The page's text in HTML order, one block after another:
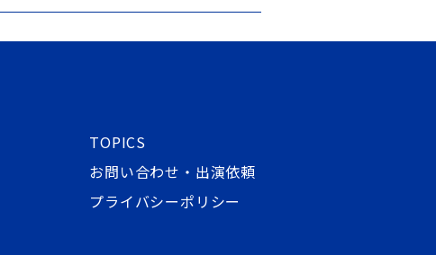
TOPICS
お問い合わせ・出演依頼
プライバシーポリシー